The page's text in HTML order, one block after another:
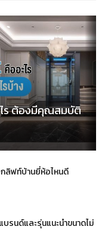
ร ต้องมีคุณสมบัติ
ลิฟท์บ้านยี่ห้อไหนดี
รนด์และรุ่นแนะนำขนาดไม่